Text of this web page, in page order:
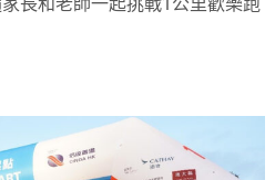
長和老師一起挑戰1公里歡樂跑